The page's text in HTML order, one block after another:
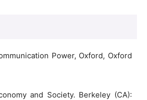
Power, Oxford, Oxford
and Society. Berkeley (CA):